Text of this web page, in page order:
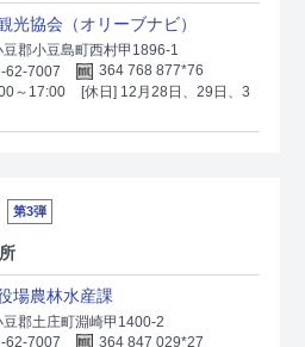
光協会（オリーブナビ）
豆郡小豆島町西村甲1896-1
62-7007
364 768 877*76
～17:00
[休日] 12月28日、29日、3
第3弾
場農林水産課
豆郡土庄町淵崎甲1400-2
62-7007
364 847 029*27